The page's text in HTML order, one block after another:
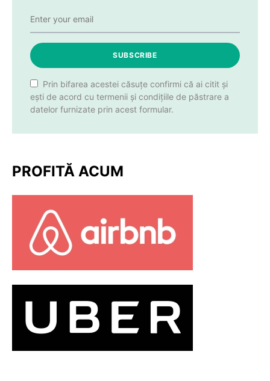
SUBSCRIBE
Prin bifarea acestei căsuțe confirmi că ai citit și
ești de acord cu termenii și condițiile de păstrare a
datelor furnizate prin acest formular.
PROFITĂ ACUM